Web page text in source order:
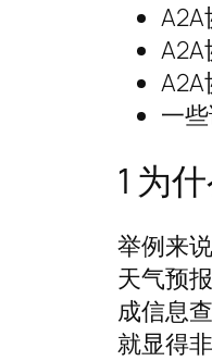
A2A
A2A
A2A
一
1 为
举例来
天气预
成信息
就显得